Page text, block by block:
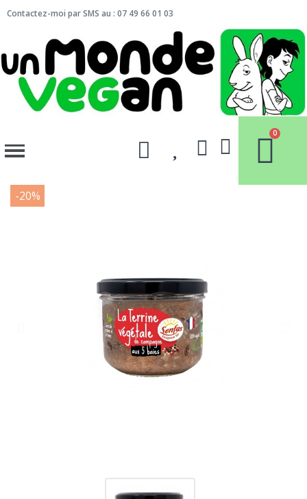
Contactez-moi par SMS au : 07 49 66 01 03
-20%